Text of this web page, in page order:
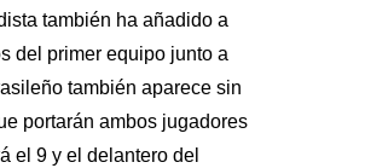
también ha añadido a
del primer equipo junto a
también aparece sin
portarán ambos jugadores
el 9 y el delantero del